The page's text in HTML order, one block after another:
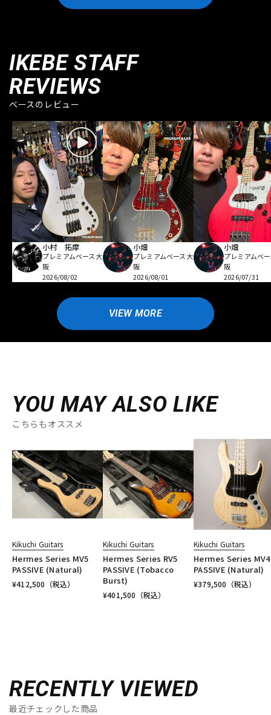
IKEBE STAFF
REVIEWS
ベースのレビュー
小村 拓摩
プレミアムベース大
阪
2026/08/02
小畑
プレミアムベース大
阪
2026/08/01
小畑
プレミアムベ
阪
2026/07/31
VIEW MORE
YOU MAY ALSO LIKE
こちらもオススメ
Kikuchi Guitars
Hermes Series MV5
PASSIVE (Natural)
¥412,500 （税込）
Kikuchi Guitars
Hermes Series RV5
PASSIVE (Tobacco
Burst)
¥401,500 （税込）
Kikuchi Guitars
Hermes Series MV4
PASSIVE (Natural)
¥379,500 （税込）
RECENTLY VIEWED
最近チェックした商品